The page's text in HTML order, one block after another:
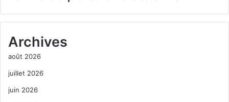
Archives
août 2026
juillet 2026
juin 2026